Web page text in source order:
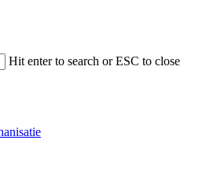
Hit enter to search or ESC to close